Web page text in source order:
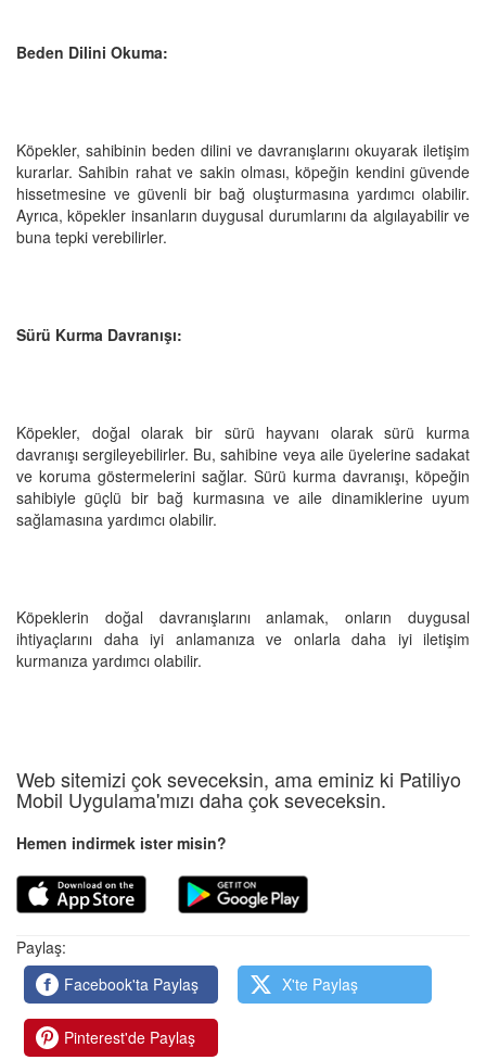
Beden Dilini Okuma:
Köpekler, sahibinin beden dilini ve davranışlarını okuyarak iletişim
kurarlar. Sahibin rahat ve sakin olması, köpeğin kendini güvende
hissetmesine ve güvenli bir bağ oluşturmasına yardımcı olabilir.
Ayrıca, köpekler insanların duygusal durumlarını da algılayabilir ve
buna tepki verebilirler.
Sürü Kurma Davranışı:
Köpekler, doğal olarak bir sürü hayvanı olarak sürü kurma
davranışı sergileyebilirler. Bu, sahibine veya aile üyelerine sadakat
ve koruma göstermelerini sağlar. Sürü kurma davranışı, köpeğin
sahibiyle güçlü bir bağ kurmasına ve aile dinamiklerine uyum
sağlamasına yardımcı olabilir.
Köpeklerin doğal davranışlarını anlamak, onların duygusal
ihtiyaçlarını daha iyi anlamanıza ve onlarla daha iyi iletişim
kurmanıza yardımcı olabilir.
Web sitemizi çok seveceksin, ama eminiz ki Patiliyo
Mobil Uygulama'mızı daha çok seveceksin.
Hemen indirmek ister misin?
Paylaş:
Facebook'ta Paylaş
X'te Paylaş
Pinterest'de Paylaş